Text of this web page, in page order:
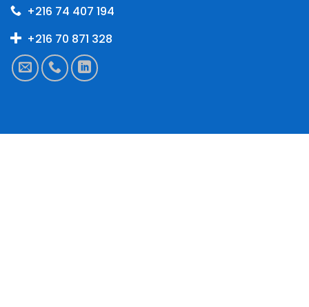
+216 74 407 194
+216 70 871 328